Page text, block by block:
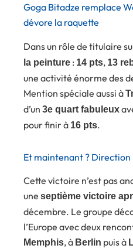
Goga Bitadze remplace
dévore la raquette
Dans un rôle de titulaire
la peinture : 14 pts, 13
une activité énorme des
Mention spéciale aussi à
d’un 3e quart fabuleux
pour finir à 16 pts.
Et maintenant ? Direction
Cette victoire n’est pas
une septième victoire
décembre. Le groupe
l’Europe avec deux
Memphis, à Berlin puis à